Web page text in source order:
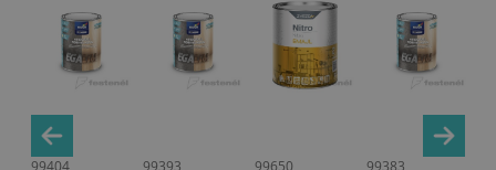
99404 99393 99650 99383